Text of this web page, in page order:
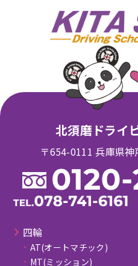
北須磨ドライ
〒654-0111 兵庫県
四輪
AT(オートマチック)
MT(ミッション)